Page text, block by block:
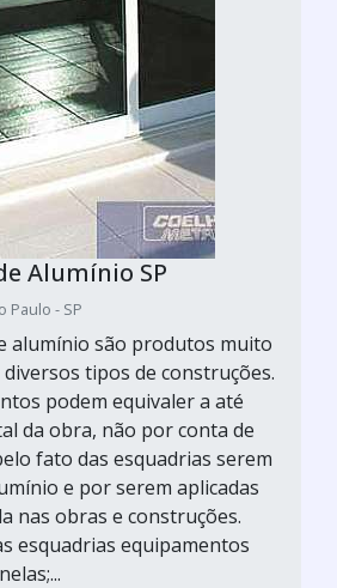
Alumínio SP
Paulo - SP
alumínio são produtos muito
tipos de construções.
podem equivaler a até
da obra, não por conta de
fato das esquadrias serem
e por serem aplicadas
nas obras e construções.
esquadrias equipamentos